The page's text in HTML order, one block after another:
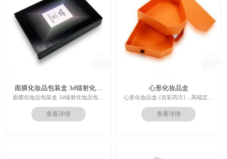
面膜化妆品包装盒 3d镭射化妆
品包装盒
面膜化妆品包装盒 3d镭射化妆品包装
盒
印刷技术：专色印刷/四色印刷
查看详情
心形化妆品盒
心形化妆品盒-[吉彩四方]，高端定制
走心的礼品包装盒
多对1服务,德国SGD技术,3.0创意视觉
设计,实体工厂,德国海德堡7色UV印刷
查看详情